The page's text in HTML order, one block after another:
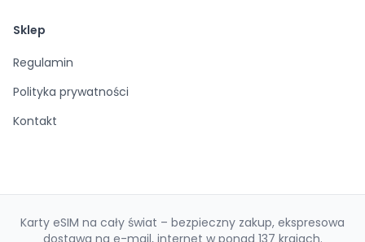
Sklep
Regulamin
Polityka prywatności
Kontakt
Karty eSIM na cały świat – bezpieczny zakup, ekspresowa